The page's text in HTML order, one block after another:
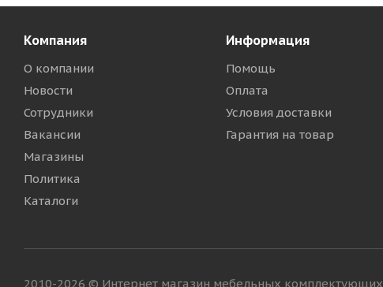
Компания
О компании
Новости
Сотрудники
Вакансии
Магазины
Политика
Каталоги
Информация
Помощь
Оплата
Условия доставки
Гарантия на товар
2010-2026 © Интернет магазин мебельных комплектующих